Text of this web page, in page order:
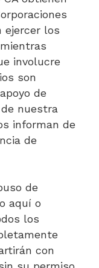
ejercer los
involucre
son
de
nuestra
informan de
de
de
aquí o
los
con